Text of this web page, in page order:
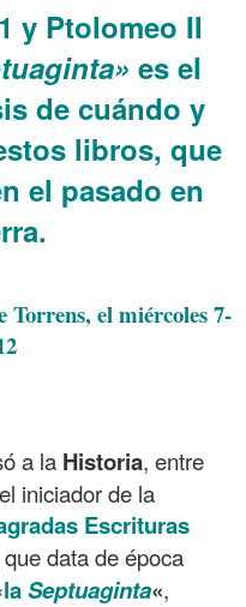
y Ptolomeo II
es el
de cuándo y
libros, que
el pasado en
el miércoles 7-
a la Historia, entre
iniciador de la
Escrituras
data de época
laSeptuaginta«,